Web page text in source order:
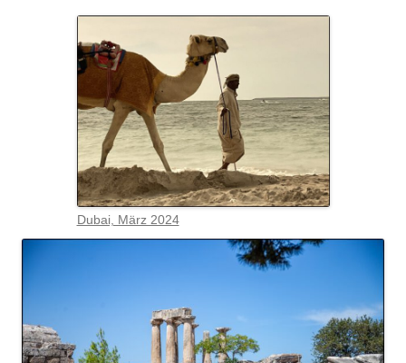
Dubai, März 2024